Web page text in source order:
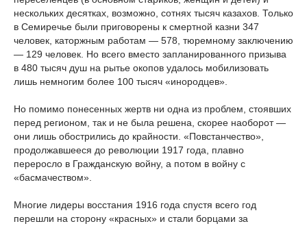
нескольких десятках, возможно, сотнях тысяч казахов. Только
в Семиречье были приговорены к смертной казни 347
человек, каторжным работам — 578, тюремному заключению
— 129 человек. Но всего вместо запланированного призыва
в 480 тысяч душ на рытье окопов удалось мобилизовать
лишь немногим более 100 тысяч «инородцев».
Но помимо понесенных жертв ни одна из проблем, стоявших
перед регионом, так и не была решена, скорее наоборот —
они лишь обострились до крайности. «Повстанчество»,
продолжавшееся до революции 1917 года, плавно
переросло в Гражданскую войну, а потом в войну с
«басмачеством».
Многие лидеры восстания 1916 года спустя всего год
перешли на сторону «красных» и стали борцами за